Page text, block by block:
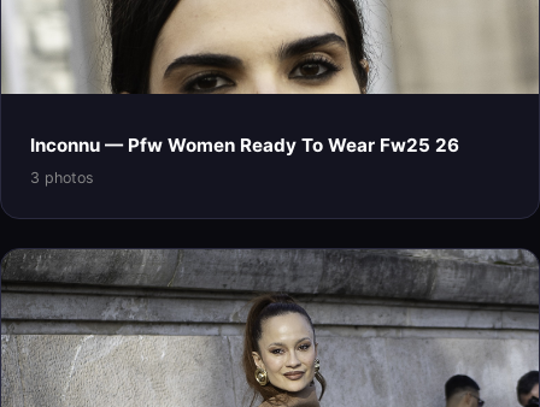
Inconnu — Pfw Women Ready To Wear Fw25 26
3 photos